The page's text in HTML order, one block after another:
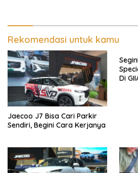
Rekomendasi untuk kamu
Jaecoo J7 Bisa Cari Parkir
Sendiri, Begini Cara Kerjanya
Di